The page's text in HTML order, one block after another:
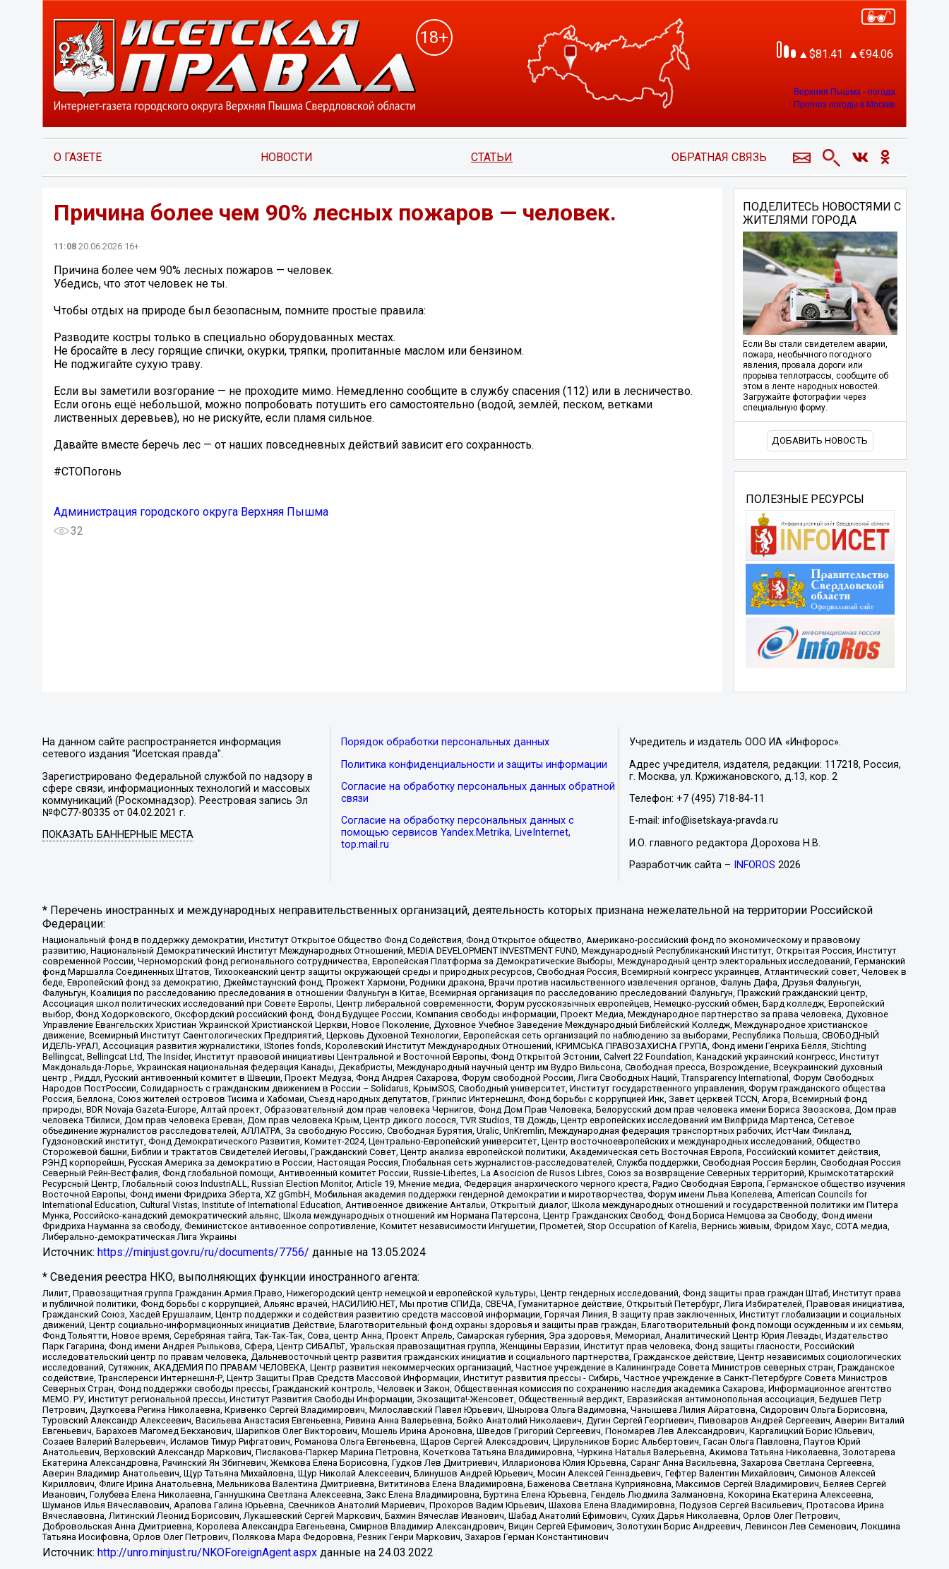
18+
81.41 94.06
Верхняя Пышма - погода
Прогноз погоды в Москве
О ГАЗЕТЕ НОВОСТИ СТАТЬИ ОБРАТНАЯ СВЯЗЬ
Причина более чем 90% лесных пожаров — человек.
11:08 20.06.2026 16+
Причина более чем 90% лесных пожаров — человек.
Убедись, что этот человек не ты.
Чтобы отдых на природе был безопасным, помните простые правила:
Разводите костры только в специально оборудованных местах.
Не бросайте в лесу горящие спички, окурки, тряпки, пропитанные маслом или бензином.
Не поджигайте сухую траву.
Если вы заметили возгорание — не проходите мимо. Немедленно сообщите в службу спасения (112) или в лесничество.
Если огонь ещё небольшой, можно попробовать потушить его самостоятельно (водой, землёй, песком, ветками
лиственных деревьев), но не рискуйте, если пламя сильное.
Давайте вместе беречь лес — от наших повседневных действий зависит его сохранность.
#СТОПогонь
Администрация городского округа Верхняя Пышма
32
ПОДЕЛИТЕСЬ НОВОСТЯМИ С
ЖИТЕЛЯМИ ГОРОДА
Если Вы стали свидетелем аварии,
пожара, необычного погодного
явления, провала дороги или
прорыва теплотрассы, сообщите об
этом в ленте народных новостей.
Загружайте фотографии через
специальную форму.
ДОБАВИТЬ НОВОСТЬ
ПОЛЕЗНЫЕ РЕСУРСЫ
На данном сайте распространяется информация
сетевого издания "Исетская правда".
Зарегистрировано Федеральной службой по надзору в
сфере связи, информационных технологий и массовых
коммуникаций (Роскомнадзор). Реестровая запись Эл
№ФС77-80335 от 04.02.2021 г.
ПОКАЗАТЬ БАННЕРНЫЕ МЕСТА
Порядок обработки персональных данных
Политика конфиденциальности и защиты информации
Согласие на обработку персональных данных обратной
связи
Согласие на обработку персональных данных с
помощью сервисов Yandex.Metrika, LiveInternet,
top.mail.ru
Учредитель и издатель ООО ИА «Инфорос».
Адрес учредителя, издателя, редакции: 117218, Россия,
г. Москва, ул. Кржижановского, д.13, кор. 2
Телефон: +7 (495) 718-84-11
E-mail: info@isetskaya-pravda.ru
И.О. главного редактора Дорохова Н.В.
Разработчик сайта –
INFOROS 2026
* Перечень иностранных и международных неправительственных организаций, деятельность которых признана нежелательной на территории Российской
Федерации:
Национальный фонд в поддержку демократии, Институт Открытое Общество Фонд Содействия, Фонд Открытое общество, Американо-российский фонд по экономическому и правовому
развитию, Национальный Демократический Институт Международных Отношений, MEDIA DEVELOPMENT INVESTMENT FUND, Международный Республиканский Институт, Открытая Россия, Институт
современной России, Черноморский фонд регионального сотрудничества, Европейская Платформа за Демократические Выборы, Международный центр электоральных исследований, Германский
фонд Маршалла Соединенных Штатов, Тихоокеанский центр защиты окружающей среды и природных ресурсов, Свободная Россия, Всемирный конгресс украинцев, Атлантический совет, Человек в
беде, Европейский фонд за демократию, Джеймстаунский фонд, Прожект Хармони, Родники дракона, Врачи против насильственного извлечения органов, Фалунь Дафа, Друзья Фалуньгун,
Фалуньгун, Коалиция по расследованию преследования в отношении Фалуньгун в Китае, Всемирная организация по расследованию преследований Фалуньгун, Пражский гражданский центр,
Ассоциация школ политических исследований при Совете Европы, Центр либеральной современности, Форум русскоязычных европейцев, Немецко-русский обмен, Бард колледж, Европейский
выбор, Фонд Ходорковского, Оксфордский российский фонд, Фонд Будущее России, Компания свободы информации, Проект Медиа, Международное партнерство за права человека, Духовное
Управление Евангельских Христиан Украинской Христианской Церкви, Новое Поколение, Духовное Учебное Заведение Международный Библейский Колледж, Международное христианское
движение, Всемирный Институт Саентологических Предприятий, Церковь Духовной Технологии, Европейская сеть организаций по наблюдению за выборами, Республика Польша, СВОБОДНЫЙ
ИДЕЛЬ-УРАЛ, Ассоциация развития журналистики, IStories fonds, Королевский Институт Международных Отношений, КРИМСЬКА ПРАВОЗАХИСНА ГРУПА, Фонд имени Генриха Бёлля, Stichting
Bellingcat, Bellingcat Ltd, The Insider, Институт правовой инициативы Центральной и Восточной Европы, Фонд Открытой Эстонии, Calvert 22 Foundation, Канадский украинский конгресс, Институт
Макдональда-Лорье, Украинская национальная федерация Канады, Декабристы, Международный научный центр им Вудро Вильсона, Свободная пресса, Возрождение, Всеукраинский духовный
центр , Риддл, Русский антивоенный комитет в Швеции, Проект Медуза, Фонд Андрея Сахарова, Форум свободной России, Лига Свободных Наций, Transparеncy International, Форум Свободных
Народов ПостРоссии, Солидарность с гражданским движением в России – Solidarus, КрымSOS, Свободный университет, Институт государственного управления, Форум гражданского общества
Россия, Беллона, Союз жителей островов Тисима и Хабомаи, Съезд народных депутатов, Гринпис Интернешнл, Фонд борьбы с коррупцией Инк, Завет церквей TCCN, Агора, Всемирный фонд
природы, BDR Novaja Gazeta-Europe, Алтай проект, Образовательный дом прав человека Чернигов, Фонд Дом Прав Человека, Белорусский дом прав человека имени Бориса Звозскова, Дом прав
человека Тбилиси, Дом прав человека Ереван, Дом прав человека Крым, Центр дикого лосося, TVR Studios, ТВ Дождь, Центр европейских исследований им Вилфрида Мартенса, Сетевое
объединение журналистов расследователей, АЛЛАТРА, За свободную Россию, Свободная Бурятия, Uralic, UnKremlin, Международная федерация транспортных рабочих, ИстЧам Финланд,
Гудзоновский институт, Фонд Демократического Развития, Комитет-2024, Центрально-Европейский университет, Центр восточноевропейских и международных исследований, Общество
Сторожевой башни, Библии и трактатов Свидетелей Иеговы, Гражданский Совет, Центр анализа европейской политики, Академическая сеть Восточная Европа, Российский комитет действия,
РЭНД корпорейшн, Русская Америка за демократию в России, Настоящая Россия, Глобальная сеть журналистов-расследователей, Служба поддержки, Свободная Россия Берлин, Свободная Россия
Северный Рейн-Вестфалия, Фонд глобальной помощи, Антивоенный комитет России, Russie-Libertes, La Asocicion de Rusos Libres, Союз за возвращение Северных территорий, Крымскотатарский
Ресурсный Центр, Глобальный союз IndustriALL, Russian Election Monitor, Article 19, Мнение медиа, Федерация анархического черного креста, Радио Свободная Европа, Германское общество изучения
Восточной Европы, Фонд имени Фридриха Эберта, XZ gGmbH, Мобильная академия поддержки гендерной демократии и миротворчества, Форум имени Льва Копелева, American Councils for
International Education, Cultural Vistas, Institute of International Education, Антивоенное движение Антальи, Открытый диалог, Школа международных отношений и государственной политики им Питера
Мунка, Российско-канадский демократический альянс, Школа международных отношений им Нормана Патерсона, Центр Гражданских Свобод, Фонд Бориса Немцова за Свободу, Фонд имени
Фридриха Науманна за свободу, Феминистское антивоенное сопротивление, Комитет независимости Ингушетии, Прометей, Stop Occupation of Karelia, Вернись живым, Фридом Хаус, СОТА медиа,
Либерально-демократическая Лига Украины
Источник: https://minjust.gov.ru/ru/documents/7756/ данные на 13.05.2024
* Сведения реестра НКО, выполняющих функции иностранного агента:
Лилит, Правозащитная группа Гражданин.Армия.Право, Нижегородский центр немецкой и европейской культуры, Центр гендерных исследований, Фонд защиты прав граждан Штаб, Институт права
и публичной политики, Фонд борьбы с коррупцией, Альянс врачей, НАСИЛИЮ.НЕТ, Мы против СПИДа, СВЕЧА, Гуманитарное действие, Открытый Петербург, Лига Избирателей, Правовая инициатива,
Гражданский Союз, Хасдей Ерушалаим, Центр поддержки и содействия развитию средств массовой информации, Горячая Линия, В защиту прав заключенных, Институт глобализации и социальных
движений, Центр социально-информационных инициатив Действие, Благотворительный фонд охраны здоровья и защиты прав граждан, Благотворительный фонд помощи осужденным и их семьям,
Фонд Тольятти, Новое время, Серебряная тайга, Так-Так-Так, Сова, центр Анна, Проект Апрель, Самарская губерния, Эра здоровья, Мемориал, Аналитический Центр Юрия Левады, Издательство
Парк Гагарина, Фонд имени Андрея Рылькова, Сфера, Центр СИБАЛЬТ, Уральская правозащитная группа, Женщины Евразии, Институт прав человека, Фонд защиты гласности, Российский
исследовательский центр по правам человека, Дальневосточный центр развития гражданских инициатив и социального партнерства, Гражданское действие, Центр независимых социологических
исследований, Сутяжник, АКАДЕМИЯ ПО ПРАВАМ ЧЕЛОВЕКА, Центр развития некоммерческих организаций, Частное учреждение в Калининграде Совета Министров северных стран, Гражданское
содействие, Трансперенси Интернешнл-Р, Центр Защиты Прав Средств Массовой Информации, Институт развития прессы - Сибирь, Частное учреждение в Санкт-Петербурге Совета Министров
Северных Стран, Фонд поддержки свободы прессы, Гражданский контроль, Человек и Закон, Общественная комиссия по сохранению наследия академика Сахарова, Информационное агентство
МЕМО. РУ, Институт региональной прессы, Институт Развития Свободы Информации, Экозащита!-Женсовет, Общественный вердикт, Евразийская антимонопольная ассоциация, Бедушев Петр
Петрович, Дзугкоева Регина Николаевна, Кривенко Сергей Владимирович, Милославский Павел Юрьевич, Шнырова Ольга Вадимовна, Чанышева Лилия Айратовна, Сидорович Ольга Борисовна,
Туровский Александр Алексеевич, Васильева Анастасия Евгеньевна, Ривина Анна Валерьевна, Бойко Анатолий Николаевич, Дугин Сергей Георгиевич, Пивоваров Андрей Сергеевич, Аверин Виталий
Евгеньевич, Барахоев Магомед Бекханович, Шарипков Олег Викторович, Мошель Ирина Ароновна, Шведов Григорий Сергеевич, Пономарев Лев Александрович, Каргалицкий Борис Юльевич,
Созаев Валерий Валерьевич, Исламов Тимур Рифгатович, Романова Ольга Евгеньевна, Щаров Сергей Алексадрович, Цирульников Борис Альбертович, Гасан Ольга Павловна, Паутов Юрий
Анатольевич, Верховский Александр Маркович, Пислакова-Паркер Марина Петровна, Кочеткова Татьяна Владимировна, Чуркина Наталья Валерьевна, Акимова Татьяна Николаевна, Золотарева
Екатерина Александровна, Рачинский Ян Збигневич, Жемкова Елена Борисовна, Гудков Лев Дмитриевич, Илларионова Юлия Юрьевна, Саранг Анна Васильевна, Захарова Светлана Сергеевна,
Аверин Владимир Анатольевич, Щур Татьяна Михайловна, Щур Николай Алексеевич, Блинушов Андрей Юрьевич, Мосин Алексей Геннадьевич, Гефтер Валентин Михайлович, Симонов Алексей
Кириллович, Флиге Ирина Анатольевна, Мельникова Валентина Дмитриевна, Вититинова Елена Владимировна, Баженова Светлана Куприяновна, Максимов Сергей Владимирович, Беляев Сергей
Иванович, Голубева Елена Николаевна, Ганнушкина Светлана Алексеевна, Закс Елена Владимировна, Буртина Елена Юрьевна, Гендель Людмила Залмановна, Кокорина Екатерина Алексеевна,
Шуманов Илья Вячеславович, Арапова Галина Юрьевна, Свечников Анатолий Мариевич, Прохоров Вадим Юрьевич, Шахова Елена Владимировна, Подузов Сергей Васильевич, Протасова Ирина
Вячеславовна, Литинский Леонид Борисович, Лукашевский Сергей Маркович, Бахмин Вячеслав Иванович, Шабад Анатолий Ефимович, Сухих Дарья Николаевна, Орлов Олег Петрович,
Добровольская Анна Дмитриевна, Королева Александра Евгеньевна, Смирнов Владимир Александрович, Вицин Сергей Ефимович, Золотухин Борис Андреевич, Левинсон Лев Семенович, Локшина
Татьяна Иосифовна, Орлов Олег Петрович, Полякова Мара Федоровна, Резник Генри Маркович, Захаров Герман Константинович
Источник: http://unro.minjust.ru/NKOForeignAgent.aspx данные на 24.03.2022